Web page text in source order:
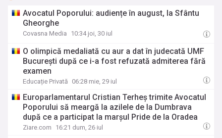
Avocatul Poporului: audiențe în august, la Sfântu
Gheorghe
Covasna Media 10:34 joi, 30 iul
O olimpică medaliată cu aur a dat în judecată UMF
București după ce i-a fost refuzată admiterea fără
examen
Educație Privată 06:28 mie, 29 iul
Europarlamentarul Cristian Terheș trimite Avocatul
Poporului să meargă la azilele de la Dumbrava
după ce a participat la marșul Pride de la Oradea
Ziare.com 16:21 dum, 26 iul